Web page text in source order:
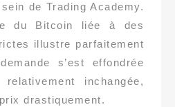
de Trading Academy.
du Bitcoin liée à des
illustre parfaitement
s’est effondrée
inchangée,
drastiquement.